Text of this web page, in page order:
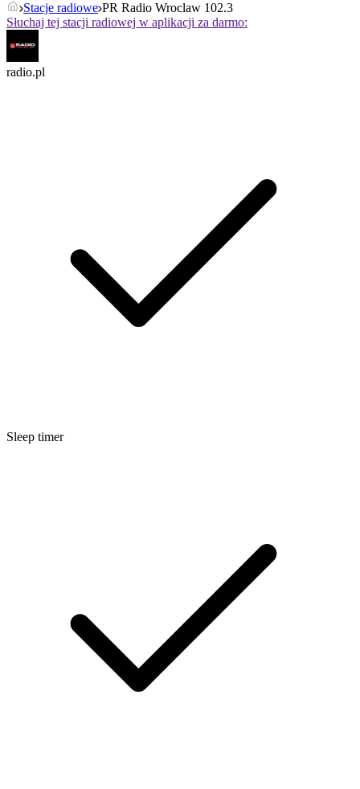
Stacje radiowe PR Radio Wroclaw 102.3
Słuchaj tej stacji radiowej w aplikacji za darmo:
radio.pl
Sleep timer